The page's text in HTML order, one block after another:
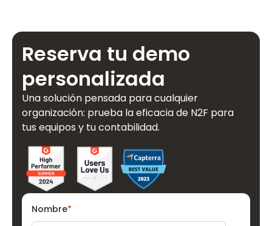
Reserva tu demo
personalizada
Una solución pensada para cualquier
organización: prueba la eficacia de N2F para
tus equipos y tu contabilidad.
Nombre*